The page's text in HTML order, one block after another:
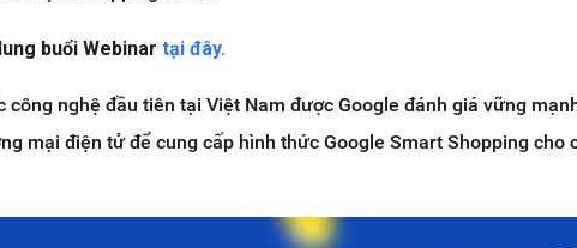
buổi Webinartại đây.
công nghệ đầu tiên tại Việt Nam được Google đánh giá vững
mại điện tử để cung cấp hình thức Google Smart Shopping cho